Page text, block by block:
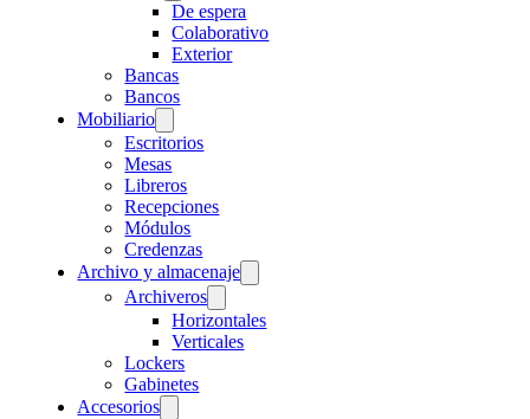
De espera
Colaborativo
Exterior
Bancas
Bancos
Mobiliario
Escritorios
Mesas
Libreros
Recepciones
Módulos
Credenzas
Archivo y almacenaje
Archiveros
Horizontales
Verticales
Lockers
Gabinetes
Accesorios